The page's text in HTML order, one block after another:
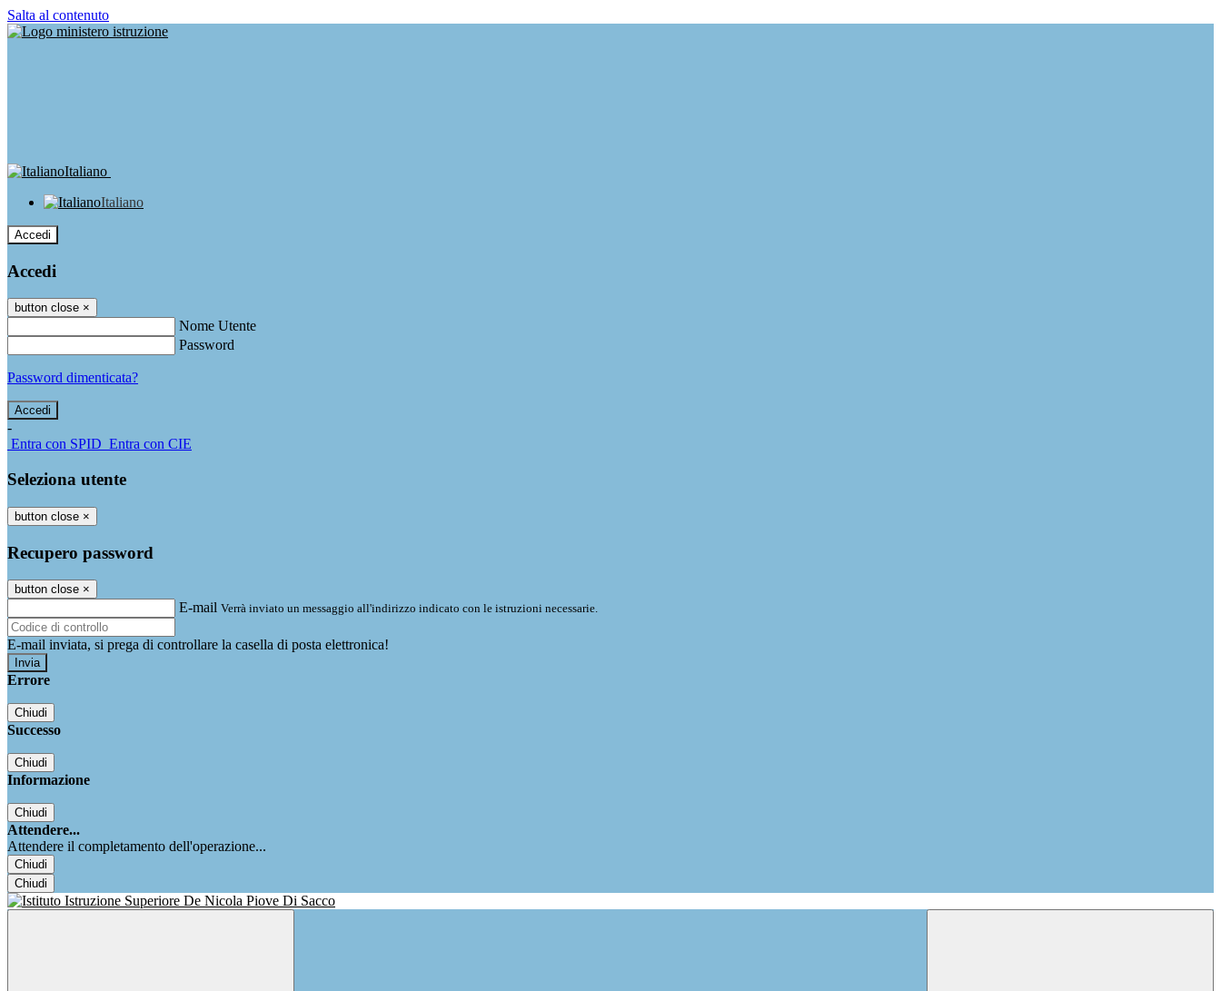
Salta al contenuto
Italiano
Italiano
Accedi
Accedi
button close ×
Nome Utente
Password
Password dimenticata?
-
Entra con SPID Entra con CIE
Seleziona utente
button close ×
Recupero password
button close ×
E-mail Verrà inviato un messaggio all'indirizzo indicato con le istruzioni necessarie.
E-mail inviata, si prega di controllare la casella di posta elettronica!
Errore
Chiudi
Successo
Chiudi
Informazione
Chiudi
Attendere...
Attendere il completamento dell'operazione...
Chiudi
Chiudi